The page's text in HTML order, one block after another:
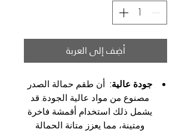
أضِف إلى العربة
جودة عالية: أن طقم حمالة الصدر
مصنوع من مواد عالية الجودة. قد
يشمل ذلك استخدام أقمشة فاخرة
ومتينة، مما يعزز متانة الحمالة